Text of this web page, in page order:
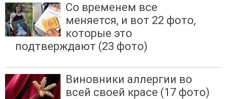
Со временем все
меняется, и вот 22 фото,
которые это
подтверждают (23 фото)
Виновники аллергии во
всей своей красе (17 фото)